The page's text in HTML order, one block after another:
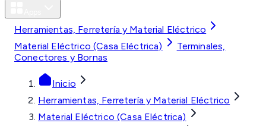
Herramientas, Ferretería y Material Eléctrico
Material Eléctrico (Casa Eléctrica)
Terminales,
Conectores y Bornas
Inicio
Herramientas, Ferretería y Material Eléctrico
Material Eléctrico (Casa Eléctrica)